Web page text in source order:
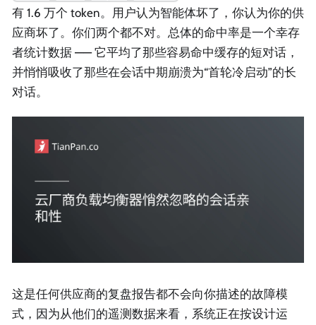
有 1.6 万个 token。用户认为智能体坏了，你认为你的供
应商坏了。你们两个都不对。总体的命中率是一个幸存
者统计数据 —— 它平均了那些容易命中缓存的短对话，
并悄悄吸收了那些在会话中期崩溃为“首轮冷启动”的长
对话。
这是任何供应商的复盘报告都不会向你描述的故障模
式，因为从他们的遥测数据来看，系统正在按设计运